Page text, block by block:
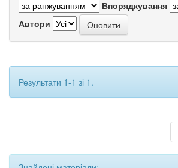
Впорядкування
Автори
Результати 1-1 зі 1.